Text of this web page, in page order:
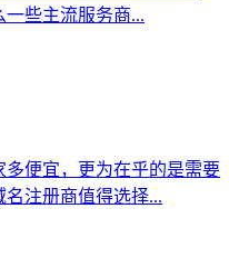
些主流服务商...
便宜，更为在乎的是需要
注册商值得选择...